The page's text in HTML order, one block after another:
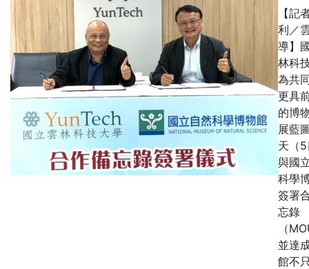
【記
利／
導】
林科
為共
更具
的博
展藍
天（
與國
科學
簽署
忘錄
（
並達
館不